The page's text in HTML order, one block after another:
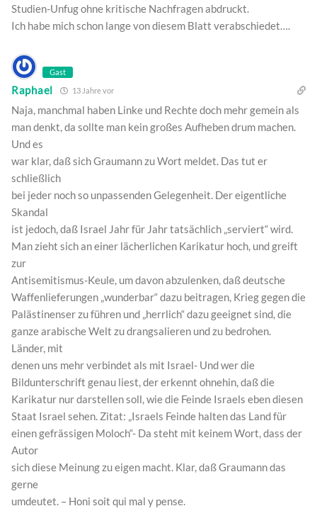
Studien-Unfug ohne kritische Nachfragen abdruckt.
Ich habe mich schon lange von diesem Blatt verabschiedet….
Gast
Raphael 13 Jahre vor
Naja, manchmal haben Linke und Rechte doch mehr gemein als
man denkt, da sollte man kein großes Aufheben drum machen.
Und es
war klar, daß sich Graumann zu Wort meldet. Das tut er
schließlich
bei jeder noch so unpassenden Gelegenheit. Der eigentliche
Skandal
ist jedoch, daß Israel Jahr für Jahr tatsächlich „serviert“ wird.
Man zieht sich an einer lächerlichen Karikatur hoch, und greift
zur
Antisemitismus-Keule, um davon abzulenken, daß deutsche
Waffenlieferungen „wunderbar“ dazu beitragen, Krieg gegen die
Palästinenser zu führen und „herrlich“ dazu geeignet sind, die
ganze arabische Welt zu drangsalieren und zu bedrohen.
Länder, mit
denen uns mehr verbindet als mit Israel- Und wer die
Bildunterschrift genau liest, der erkennt ohnehin, daß die
Karikatur nur darstellen soll, wie die Feinde Israels eben diesen
Staat Israel sehen. Zitat: „Israels Feinde halten das Land für
einen gefrässigen Moloch“- Da steht mit keinem Wort, dass der
Autor
sich diese Meinung zu eigen macht. Klar, daß Graumann das
gerne
umdeutet. – Honi soit qui mal y pense.